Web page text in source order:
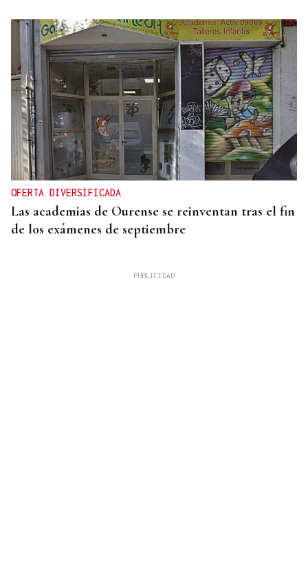
OFERTA DIVERSIFICADA
Las academias de Ourense se reinventan tras el fin
de los exámenes de septiembre